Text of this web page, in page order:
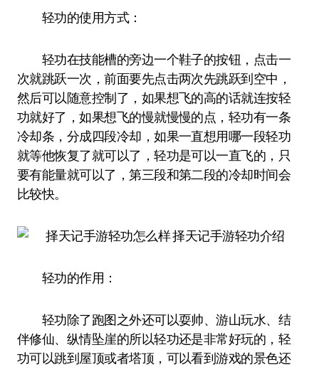
轻功的使用方式：
轻功在技能槽的旁边一个鞋子的按钮，点击一
次就跳跃一次，前面要先点击两次先跳跃到空中，
然后可以随意控制了，如果想飞的高的话就连按轻
功就好了，如果想飞的慢就慢慢的点，轻功有一条
冷却条，分成四段冷却，如果一直想用哪一段轻功
就等他恢复了就可以了，轻功是可以一直飞的，只
要有能量就可以了，第三段和第二段的冷却时间会
比较快。
轻功的作用：
轻功除了跑图之外还可以耍帅、游山玩水、结
伴修仙、纵情坠崖的所以轻功还是非常好玩的，轻
功可以跳到屋顶或者塔顶，可以看到游戏的景色还